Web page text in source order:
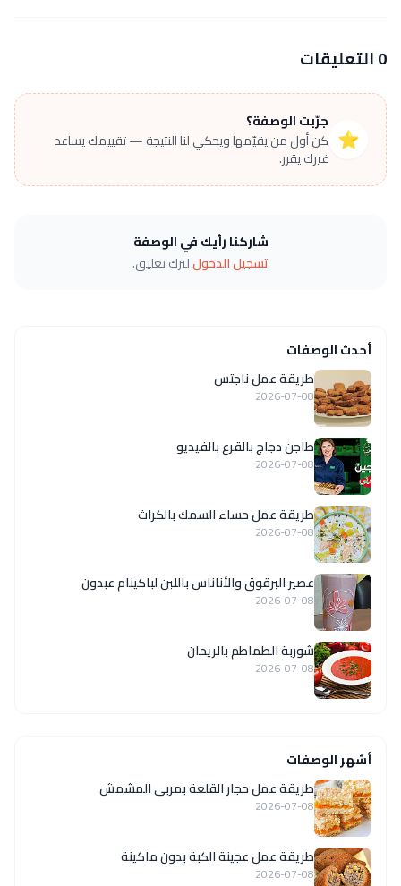
0 التعليقات
⭐
جرّبت الوصفة؟
كن أول من يقيّمها ويحكي لنا النتيجة — تقييمك يساعد
غيرك يقرر.
شاركنا رأيك في الوصفة
تسجيل الدخوللترك تعليق.
أحدث الوصفات
طريقة عمل ناجتس
2026-07-08
طاجن دجاج بالقرع بالفيديو
2026-07-08
طريقة عمل حساء السمك بالكراث
2026-07-08
عصير البرقوق والأناناس باللبن لباكينام عبدون
2026-07-08
شوربة الطماطم بالريحان
2026-07-08
أشهر الوصفات
طريقة عمل حجار القلعة بمربى المشمش
2026-07-08
طريقة عمل عجينة الكبة بدون ماكينة
2026-07-08